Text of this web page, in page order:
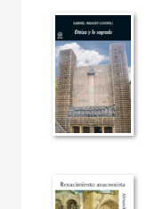
Escultura
Prehistoria
Estética y teoría del arte
Museología
Artes escénicas
Actual